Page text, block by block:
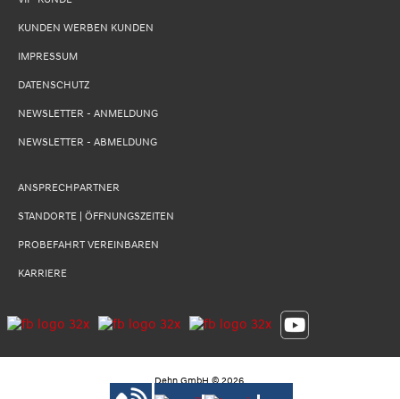
KUNDEN WERBEN KUNDEN
IMPRESSUM
DATENSCHUTZ
NEWSLETTER - ANMELDUNG
NEWSLETTER - ABMELDUNG
ANSPRECHPARTNER
STANDORTE | ÖFFNUNGSZEITEN
PROBEFAHRT VEREINBAREN
KARRIERE
Dehn GmbH © 2026